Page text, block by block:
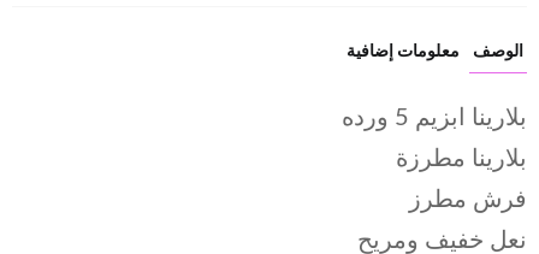
الوصف معلومات إضافية
بلارينا ابزيم 5 ورده
بلارينا مطرزة
فرش مطرز
نعل خفيف ومريح